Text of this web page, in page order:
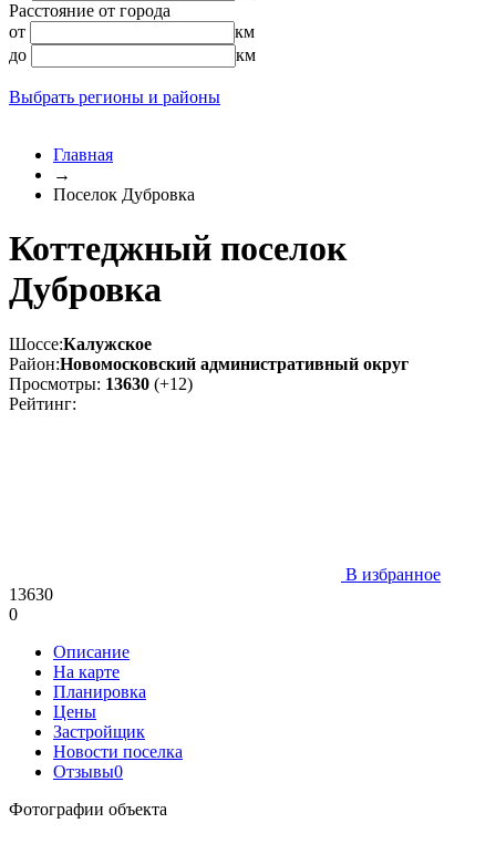
Расстояние от города
от
км
до
км
Выбрать регионы и районы
Главная
→
Поселок Дубровка
Коттеджный поселок
Дубровка
Шоссе:Калужское
Район:Новомосковский административный округ
Просмотры: 13630 (+12)
Рейтинг:
В избранное
13630
0
Описание
На карте
Планировка
Цены
Застройщик
Новости поселка
Отзывы0
Фотографии объекта